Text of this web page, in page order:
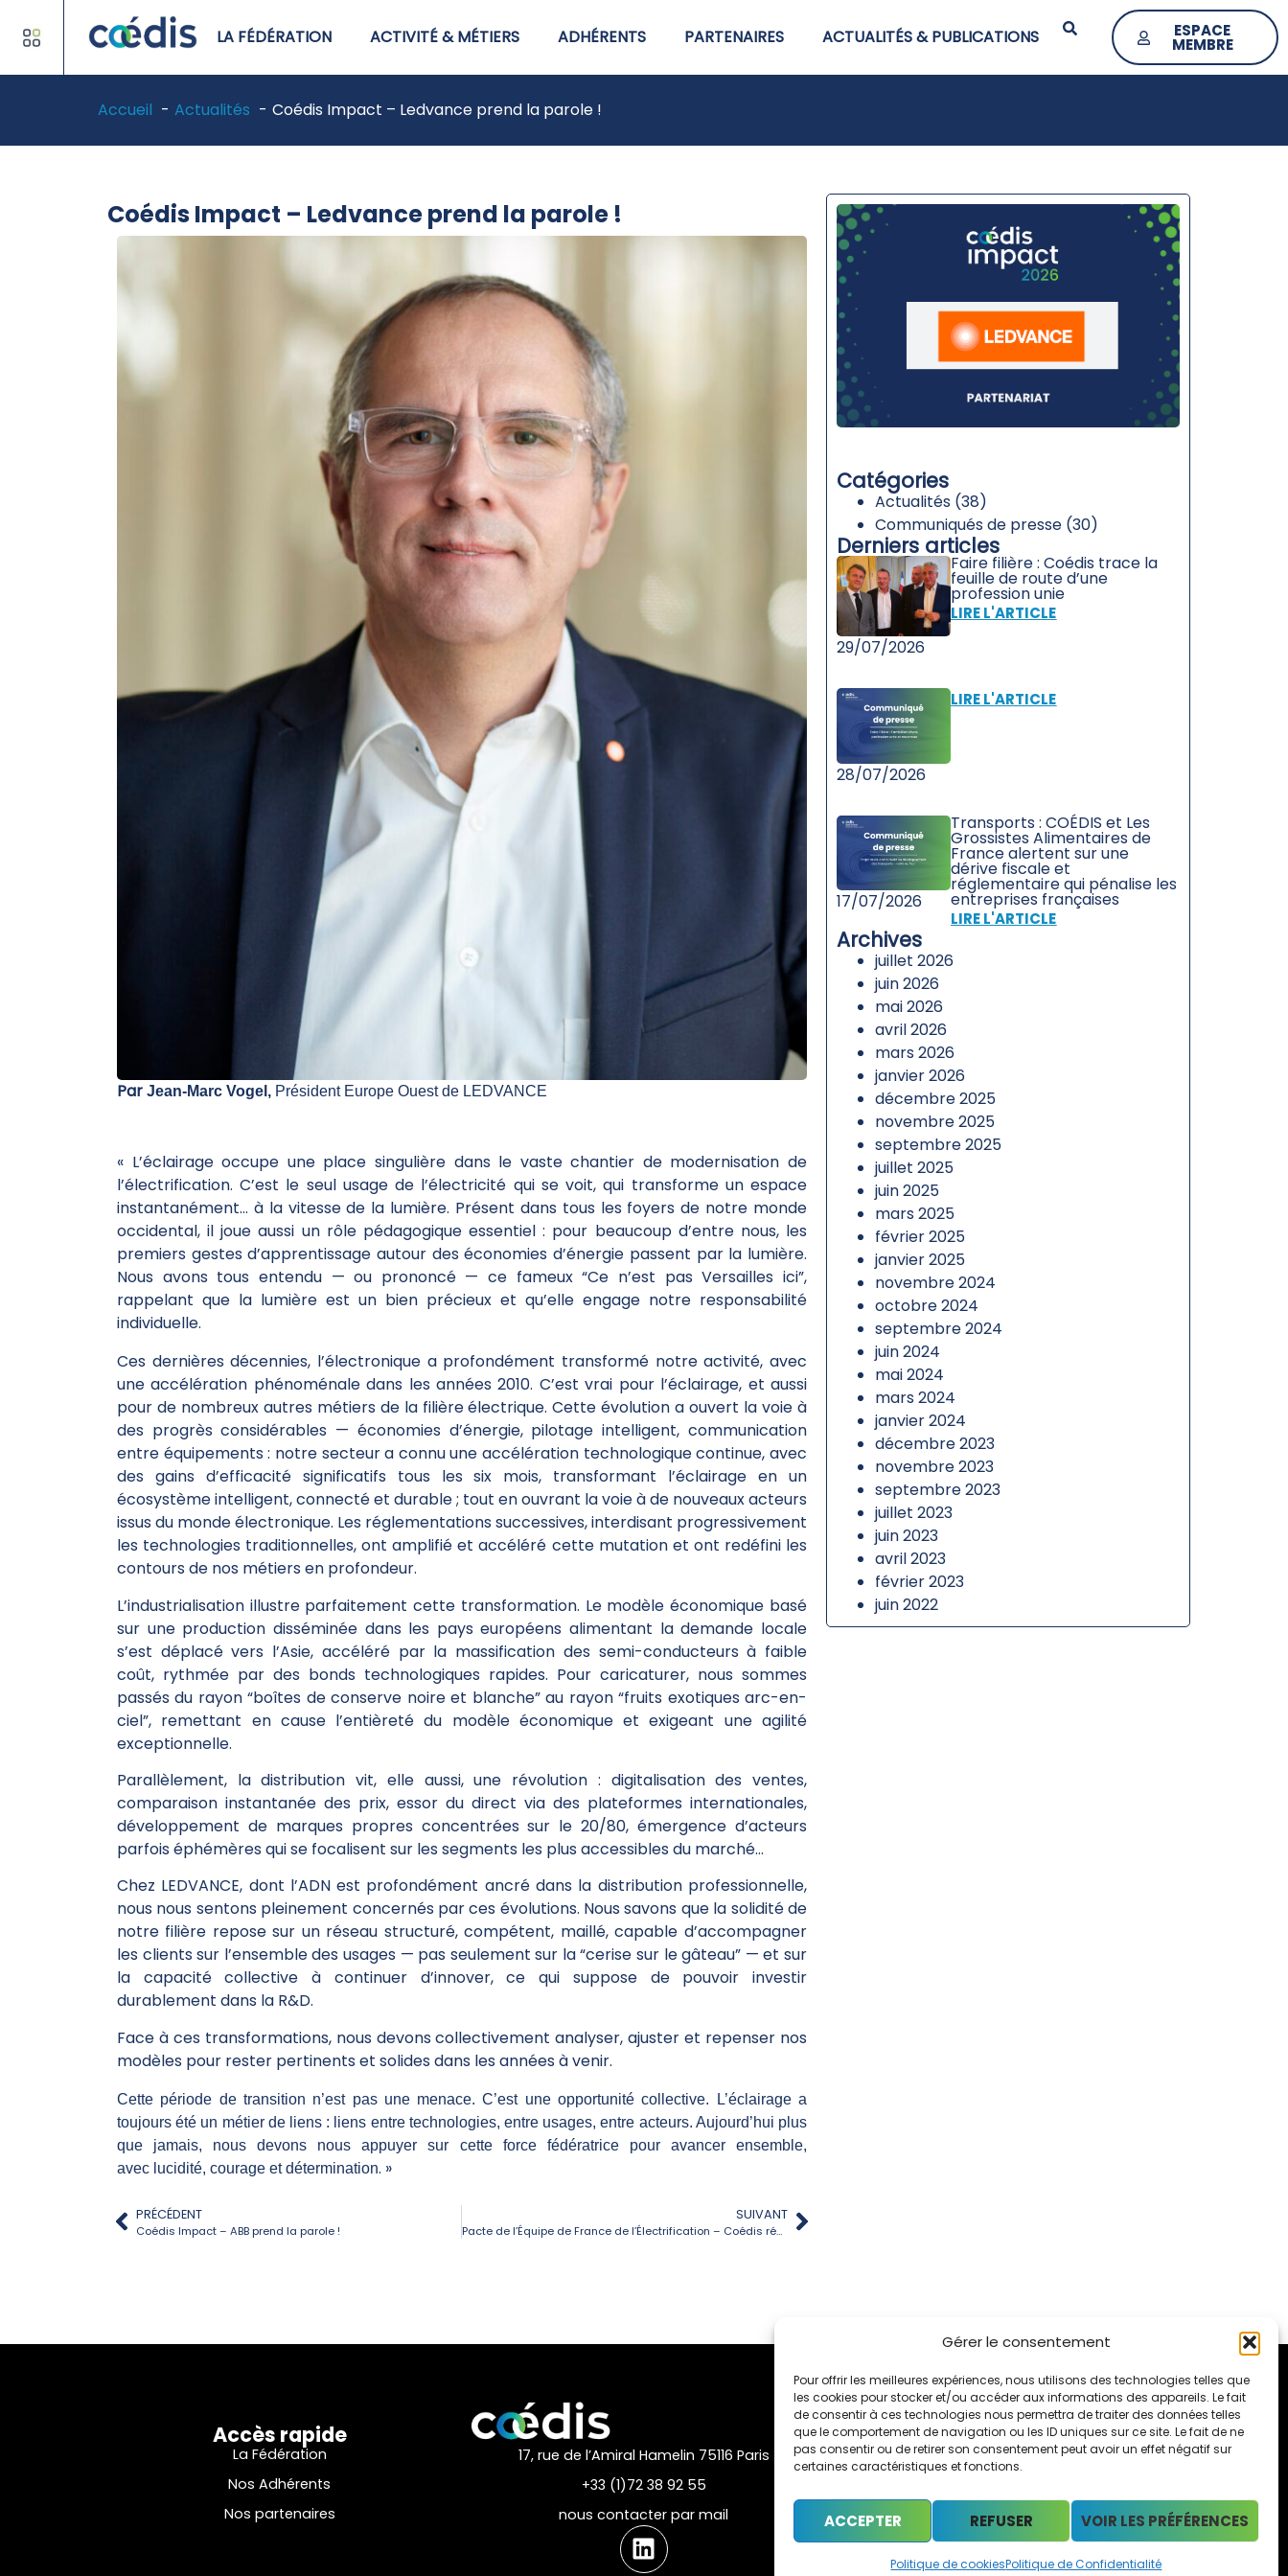
Gérer le consentement
Pour offrir les meilleures expériences, nous utilisons des technologies telles que
les cookies pour stocker et/ou accéder aux informations des appareils. Le fait
de consentir à ces technologies nous permettra de traiter des données telles
que le comportement de navigation ou les ID uniques sur ce site. Le fait de ne
pas consentir ou de retirer son consentement peut avoir un effet négatif sur
certaines caractéristiques et fonctions.
ACCEPTER REFUSER VOIR LES PRÉFÉRENCES
Politique de cookiesPolitique de Confidentialité
LA FÉDÉRATION ACTIVITÉ & MÉTIERS ADHÉRENTS PARTENAIRES ACTUALITÉS & PUBLICATIONS ESPACE
MEMBRE
Accueil Actualités Coédis Impact – Ledvance prend la parole !
Coédis Impact – Ledvance prend la parole !
Par Jean‑Marc Vogel, Président Europe Ouest de LEDVANCE
« L’éclairage occupe une place singulière dans le vaste chantier de modernisation de
l’électrification. C’est le seul usage de l’électricité qui se voit, qui transforme un espace
instantanément… à la vitesse de la lumière. Présent dans tous les foyers de notre monde
occidental, il joue aussi un rôle pédagogique essentiel : pour beaucoup d’entre nous, les
premiers gestes d’apprentissage autour des économies d’énergie passent par la lumière.
Nous avons tous entendu — ou prononcé — ce fameux “Ce n’est pas Versailles ici”,
rappelant que la lumière est un bien précieux et qu’elle engage notre responsabilité
individuelle.
Ces dernières décennies, l’électronique a profondément transformé notre activité, avec
une accélération phénoménale dans les années 2010. C’est vrai pour l’éclairage, et aussi
pour de nombreux autres métiers de la filière électrique. Cette évolution a ouvert la voie à
des progrès considérables — économies d’énergie, pilotage intelligent, communication
entre équipements : notre secteur a connu une accélération technologique continue, avec
des gains d’efficacité significatifs tous les six mois, transformant l’éclairage en un
écosystème intelligent, connecté et durable ; tout en ouvrant la voie à de nouveaux acteurs
issus du monde électronique. Les réglementations successives, interdisant progressivement
les technologies traditionnelles, ont amplifié et accéléré cette mutation et ont redéfini les
contours de nos métiers en profondeur.
L’industrialisation illustre parfaitement cette transformation. Le modèle économique basé
sur une production disséminée dans les pays européens alimentant la demande locale
s’est déplacé vers l’Asie, accéléré par la massification des semi-conducteurs à faible
coût, rythmée par des bonds technologiques rapides. Pour caricaturer, nous sommes
passés du rayon “boîtes de conserve noire et blanche” au rayon “fruits exotiques arc-en-
ciel”, remettant en cause l’entièreté du modèle économique et exigeant une agilité
exceptionnelle.
Parallèlement, la distribution vit, elle aussi, une révolution : digitalisation des ventes,
comparaison instantanée des prix, essor du direct via des plateformes internationales,
développement de marques propres concentrées sur le 20/80, émergence d’acteurs
parfois éphémères qui se focalisent sur les segments les plus accessibles du marché…
Chez LEDVANCE, dont l’ADN est profondément ancré dans la distribution professionnelle,
nous nous sentons pleinement concernés par ces évolutions. Nous savons que la solidité de
notre filière repose sur un réseau structuré, compétent, maillé, capable d’accompagner
les clients sur l’ensemble des usages — pas seulement sur la “cerise sur le gâteau” — et sur
la capacité collective à continuer d’innover, ce qui suppose de pouvoir investir
durablement dans la R&D.
Face à ces transformations, nous devons collectivement analyser, ajuster et repenser nos
modèles pour rester pertinents et solides dans les années à venir.
Cette période de transition n’est pas une menace. C’est une opportunité collective. L’éclairage a
toujours été un métier de liens : liens entre technologies, entre usages, entre acteurs. Aujourd’hui plus
que jamais, nous devons nous appuyer sur cette force fédératrice pour avancer ensemble,
avec lucidité, courage et détermination. »
PRÉCÉDENT
Coédis Impact – ABB prend la parole !
SUIVANT
Pacte de l’Équipe de France de l’Électrification – Coédis répond à l’appel du Président de la République et du Gouvernement !
Catégories
Actualités(38)
Communiqués de presse(30)
Derniers articles
29/07/2026
Faire filière : Coédis trace la
feuille de route d’une
profession unie
LIRE L'ARTICLE
28/07/2026
LIRE L'ARTICLE
17/07/2026
Transports : COÉDIS et Les
Grossistes Alimentaires de
France alertent sur une
dérive fiscale et
réglementaire qui pénalise les
entreprises françaises
LIRE L'ARTICLE
Archives
juillet 2026
juin 2026
mai 2026
avril 2026
mars 2026
janvier 2026
décembre 2025
novembre 2025
septembre 2025
juillet 2025
juin 2025
mars 2025
février 2025
janvier 2025
novembre 2024
octobre 2024
septembre 2024
juin 2024
mai 2024
mars 2024
janvier 2024
décembre 2023
novembre 2023
septembre 2023
juillet 2023
juin 2023
avril 2023
février 2023
juin 2022
Accès rapide
La Fédération
Nos Adhérents
Nos partenaires
17, rue de l’Amiral Hamelin 75116 Paris
+33 (1)72 38 92 55
nous contacter par mail
Informations
Mentions Légales
Politique de Cookies